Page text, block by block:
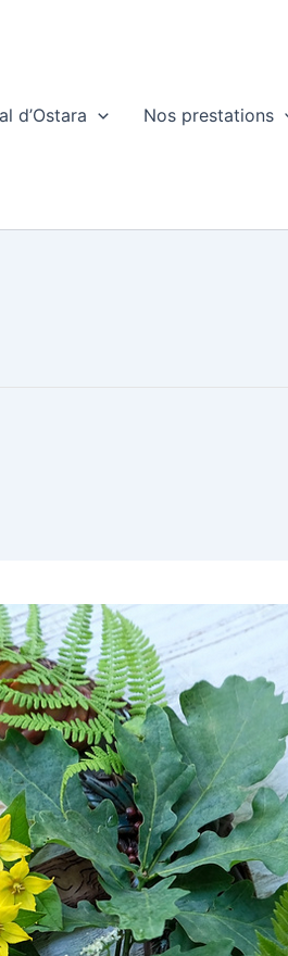
d’Ostara Nos prestations